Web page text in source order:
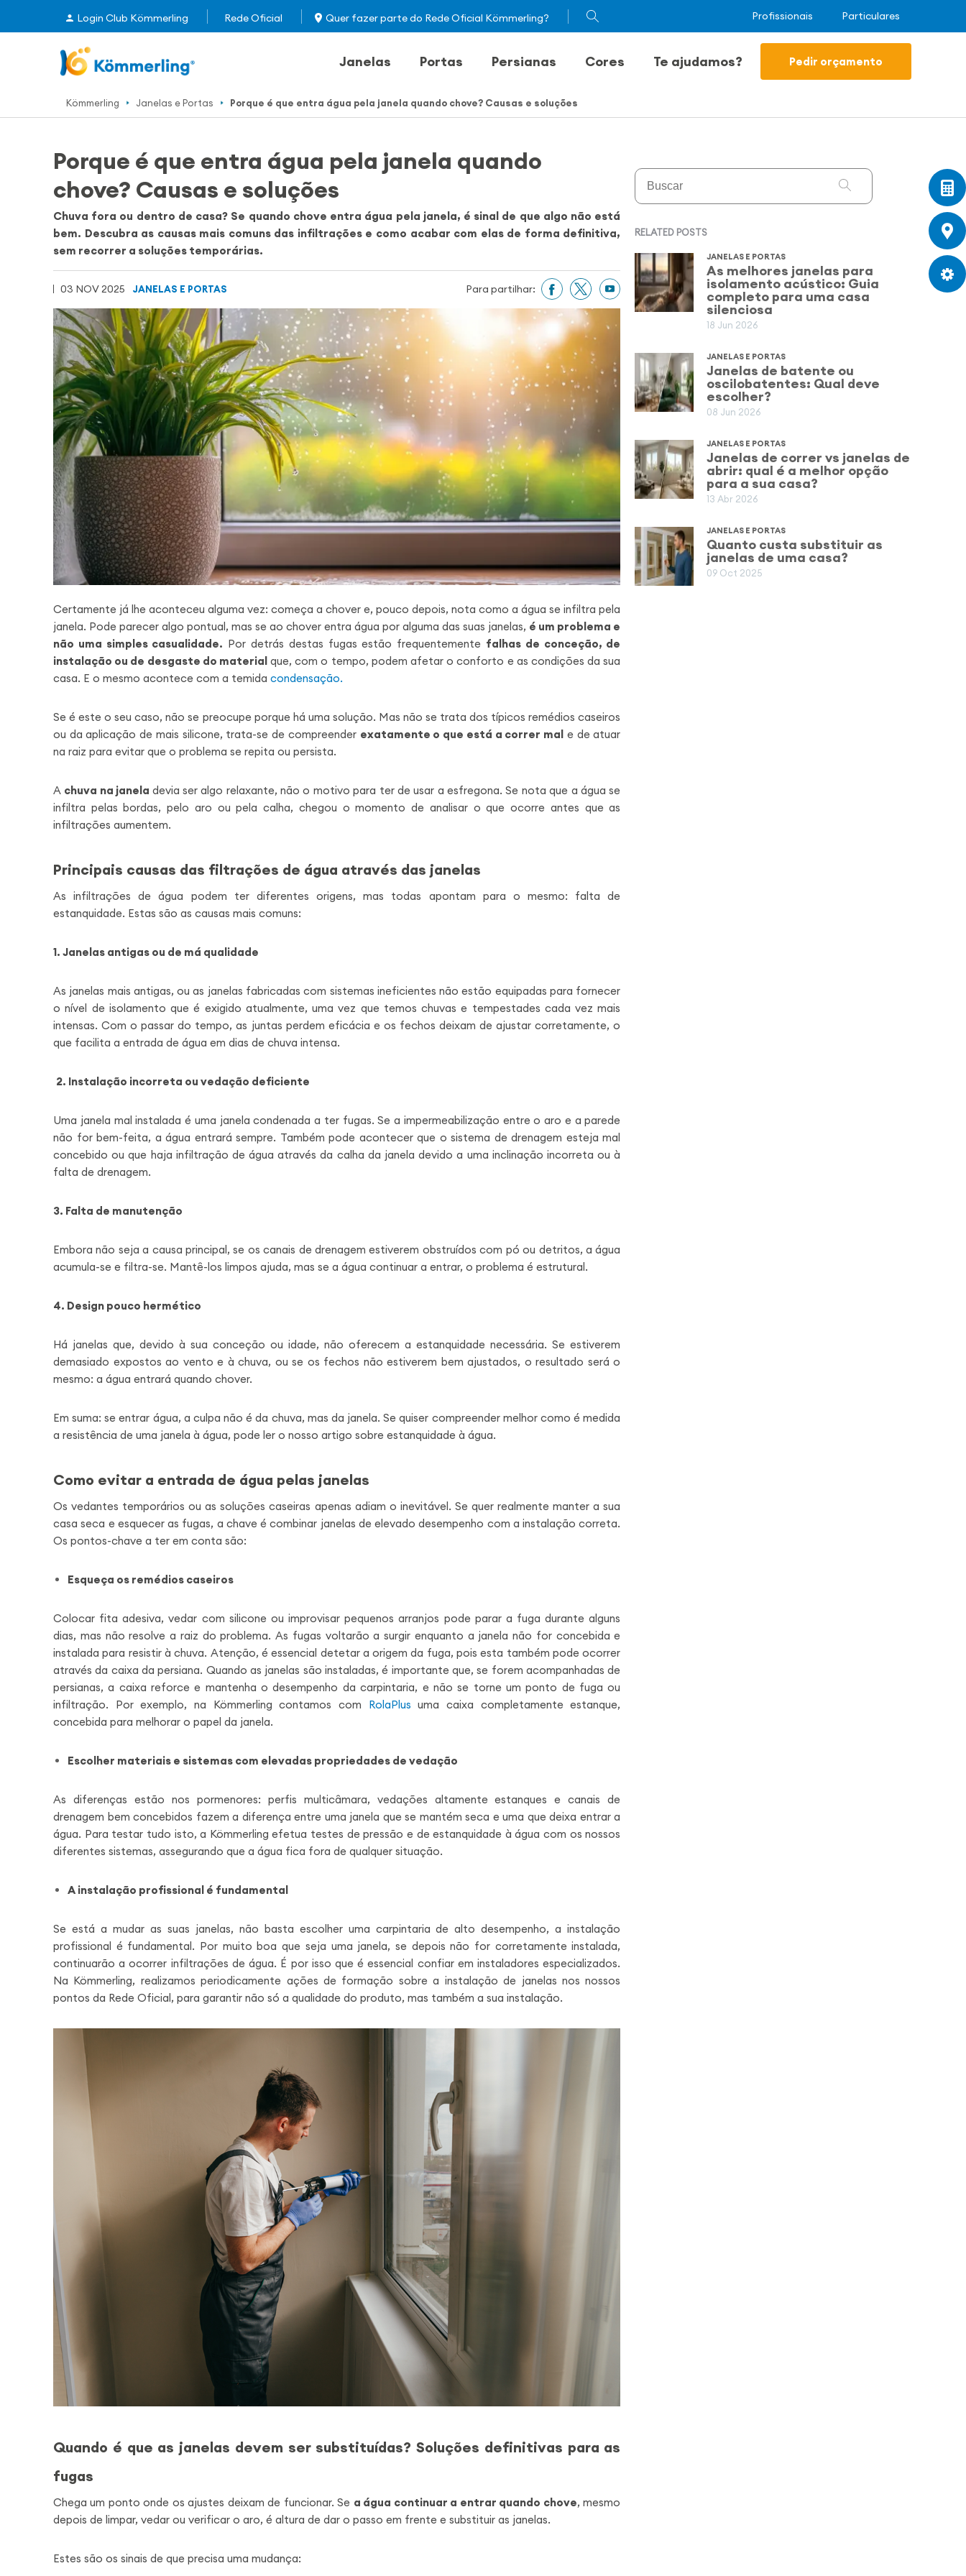
Login Club Kömmerling Rede Oficial Quer fazer parte do Rede Oficial Kömmerling? Profissionais Particulares
Janelas Portas Persianas Cores Te ajudamos? Pedir orçamento
Kömmerling Janelas e Portas Porque é que entra água pela janela quando chove? Causas e soluções
Porque é que entra água pela janela quando
chove? Causas e soluções
Chuva fora ou dentro de casa? Se quando chove entra água pela janela, é sinal de que algo não está
bem. Descubra as causas mais comuns das infiltrações e como acabar com elas de forma definitiva,
sem recorrer a soluções temporárias.
03 NOV 2025 JANELAS E PORTAS Para partilhar:
Certamente já lhe aconteceu alguma vez: começa a chover e, pouco depois, nota como a água se infiltra pela
janela. Pode parecer algo pontual, mas se ao chover entra água por alguma das suas janelas, é um problema e
não uma simples casualidade. Por detrás destas fugas estão frequentemente falhas de conceção, de
instalação ou de desgaste do materialque, com o tempo, podem afetar o conforto e as condições da sua
casa. E o mesmo acontece com a temida condensação.
Se é este o seu caso, não se preocupe porque há uma solução. Mas não se trata dos típicos remédios caseiros
ou da aplicação de mais silicone, trata-se de compreender exatamente o que está a correr mal e de atuar
na raiz para evitar que o problema se repita ou persista.
A chuva na janela devia ser algo relaxante, não o motivo para ter de usar a esfregona. Se nota que a água se
infiltra pelas bordas, pelo aro ou pela calha, chegou o momento de analisar o que ocorre antes que as
infiltrações aumentem.
Principais causas das filtrações de água através das janelas
As infiltrações de água podem ter diferentes origens, mas todas apontam para o mesmo: falta de
estanquidade. Estas são as causas mais comuns:
1. Janelas antigas ou de má qualidade
As janelas mais antigas, ou as janelas fabricadas com sistemas ineficientes não estão equipadas para fornecer
o nível de isolamento que é exigido atualmente, uma vez que temos chuvas e tempestades cada vez mais
intensas. Com o passar do tempo, as juntas perdem eficácia e os fechos deixam de ajustar corretamente, o
que facilita a entrada de água em dias de chuva intensa.
2. Instalação incorreta ou vedação deficiente
Uma janela mal instalada é uma janela condenada a ter fugas. Se a impermeabilização entre o aro e a parede
não for bem-feita, a água entrará sempre. Também pode acontecer que o sistema de drenagem esteja mal
concebido ou que haja infiltração de água através da calha da janela devido a uma inclinação incorreta ou à
falta de drenagem.
3. Falta de manutenção
Embora não seja a causa principal, se os canais de drenagem estiverem obstruídos com pó ou detritos, a água
acumula-se e filtra-se. Mantê-los limpos ajuda, mas se a água continuar a entrar, o problema é estrutural.
4. Design pouco hermético
Há janelas que, devido à sua conceção ou idade, não oferecem a estanquidade necessária. Se estiverem
demasiado expostos ao vento e à chuva, ou se os fechos não estiverem bem ajustados, o resultado será o
mesmo: a água entrará quando chover.
Em suma: se entrar água, a culpa não é da chuva, mas da janela. Se quiser compreender melhor como é medida
a resistência de uma janela à água, pode ler o nosso artigo sobre estanquidade à água.
Como evitar a entrada de água pelas janelas
Os vedantes temporários ou as soluções caseiras apenas adiam o inevitável. Se quer realmente manter a sua
casa seca e esquecer as fugas, a chave é combinar janelas de elevado desempenho com a instalação correta.
Os pontos-chave a ter em conta são:
Esqueça os remédios caseiros
Colocar fita adesiva, vedar com silicone ou improvisar pequenos arranjos pode parar a fuga durante alguns
dias, mas não resolve a raiz do problema. As fugas voltarão a surgir enquanto a janela não for concebida e
instalada para resistir à chuva. Atenção, é essencial detetar a origem da fuga, pois esta também pode ocorrer
através da caixa da persiana. Quando as janelas são instaladas, é importante que, se forem acompanhadas de
persianas, a caixa reforce e mantenha o desempenho da carpintaria, e não se torne um ponto de fuga ou
infiltração. Por exemplo, na Kömmerling contamos com RolaPlus uma caixa completamente estanque,
concebida para melhorar o papel da janela.
Escolher materiais e sistemas com elevadas propriedades de vedação
As diferenças estão nos pormenores: perfis multicâmara, vedações altamente estanques e canais de
drenagem bem concebidos fazem a diferença entre uma janela que se mantém seca e uma que deixa entrar a
água. Para testar tudo isto, a Kömmerling efetua testes de pressão e de estanquidade à água com os nossos
diferentes sistemas, assegurando que a água fica fora de qualquer situação.
A instalação profissional é fundamental
Se está a mudar as suas janelas, não basta escolher uma carpintaria de alto desempenho, a instalação
profissional é fundamental. Por muito boa que seja uma janela, se depois não for corretamente instalada,
continuarão a ocorrer infiltrações de água. É por isso que é essencial confiar em instaladores especializados.
Na Kömmerling, realizamos periodicamente ações de formação sobre a instalação de janelas nos nossos
pontos da Rede Oficial, para garantir não só a qualidade do produto, mas também a sua instalação.
Quando é que as janelas devem ser substituídas? Soluções definitivas para as
fugas
Chega um ponto onde os ajustes deixam de funcionar. Se a água continuar a entrar quando chove, mesmo
depois de limpar, vedar ou verificar o aro, é altura de dar o passo em frente e substituir as janelas.
Estes são os sinais de que precisa uma mudança:
RELATED POSTS
JANELAS E PORTAS
As melhores janelas para
isolamento acústico: Guia
completo para uma casa
silenciosa
18 Jun 2026
JANELAS E PORTAS
Janelas de batente ou
oscilobatentes: Qual deve
escolher?
08 Jun 2026
JANELAS E PORTAS
Janelas de correr vs janelas de
abrir: qual é a melhor opção
para a sua casa?
13 Abr 2026
JANELAS E PORTAS
Quanto custa substituir as
janelas de uma casa?
09 Oct 2025